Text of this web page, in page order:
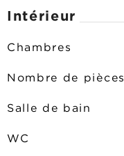
Intérieur
Chambres
Nombre de pièces
Salle de bain
WC